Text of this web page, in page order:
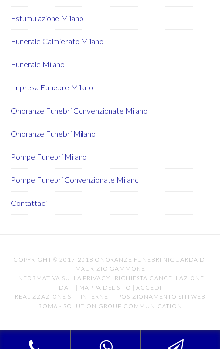
Estumulazione Milano
Funerale Calmierato Milano
Funerale Milano
Impresa Funebre Milano
Onoranze Funebri Convenzionate Milano
Onoranze Funebri Milano
Pompe Funebri Milano
Pompe Funebri Convenzionate Milano
Contattaci
COPYRIGHT © 2017-2018 ONORANZE FUNEBRI NIGUARDA DI
MAURIZIO GAMMONE
INFORMATIVA SULLA PRIVACY | RICHIESTA CANCELLAZIONE
DATI | MAPPA DEL SITO | ACCEDI
REALIZZAZIONE SITI INTERNET - POSIZIONAMENTO SITI WEB
ROMA - SOLUTION GROUP COMMUNICATION